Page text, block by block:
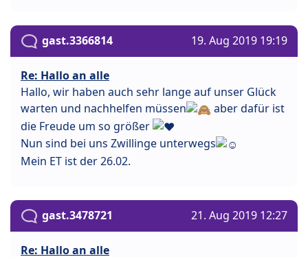
gast.3366814 19. Aug 2019 19:19
Re: Hallo an alle
Hallo, wir haben auch sehr lange auf unser Glück
warten und nachhelfen müssen
aber dafür ist
die Freude um so größer
Nun sind bei uns Zwillinge unterwegs
Mein ET ist der 26.02.
gast.3478721 21. Aug 2019 12:27
Re: Hallo an alle